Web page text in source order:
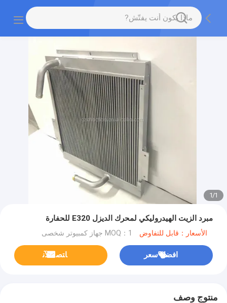
1
/
1
مبرد الزيت الهيدروليكي لمحرك الديزل E320 للحفارة
الأسعار：قابل للتفاوض MOQ：1 جهاز كمبيوتر شخصى
افضل سعر ﺎﺘﺼﻟ ﺍﻶﻧ
منتوج وصف